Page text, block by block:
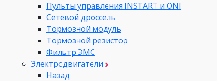
Пульты управления INSTART и ONI
Сетевой дроссель
Тормозной модуль
Тормозной резистор
Фильтр ЭМС
Электродвигатели
Назад